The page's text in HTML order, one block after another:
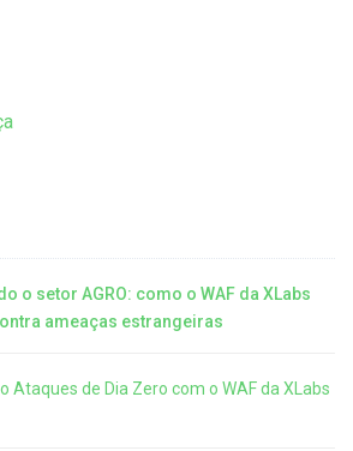
o setor AGRO: como o WAF da XLabs
ameaças estrangeiras
Ataques de Dia Zero com o WAF da XLabs